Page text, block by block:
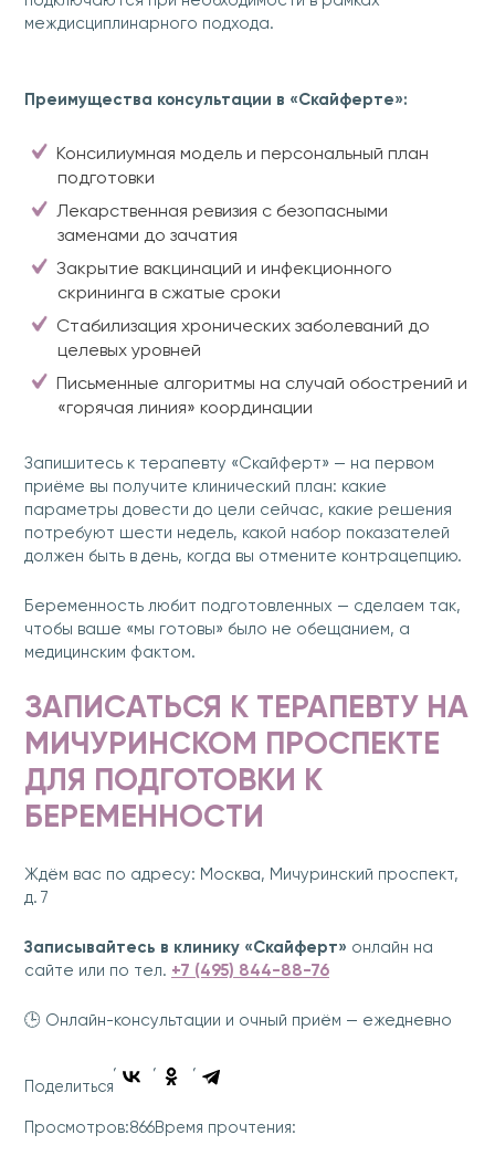
междисциплинарного подхода.
Преимущества консультации в «Скайферте»:
Консилиумная модель и персональный план
подготовки
Лекарственная ревизия с безопасными
заменами до зачатия
Закрытие вакцинаций и инфекционного
скрининга в сжатые сроки
Стабилизация хронических заболеваний до
целевых уровней
Письменные алгоритмы на случай обострений и
«горячая линия» координации
Запишитесь к терапевту «Скайферт» — на первом
приёме вы получите клинический план: какие
параметры довести до цели сейчас, какие решения
потребуют шести недель, какой набор показателей
должен быть в день, когда вы отмените контрацепцию.
Беременность любит подготовленных — сделаем так,
чтобы ваше «мы готовы» было не обещанием, а
медицинским фактом.
ЗАПИСАТЬСЯ К ТЕРАПЕВТУ НА
МИЧУРИНСКОМ ПРОСПЕКТЕ
ДЛЯ ПОДГОТОВКИ К
БЕРЕМЕННОСТИ
Ждём вас по адресу: Москва, Мичуринский проспект,
д. 7
Записывайтесь в клинику «Скайферт» онлайн на
сайте или по тел. +7 (495) 844-88-76
🕒 Онлайн-консультации и очный приём — ежедневно
Поделиться
Просмотров:866Время прочтения: